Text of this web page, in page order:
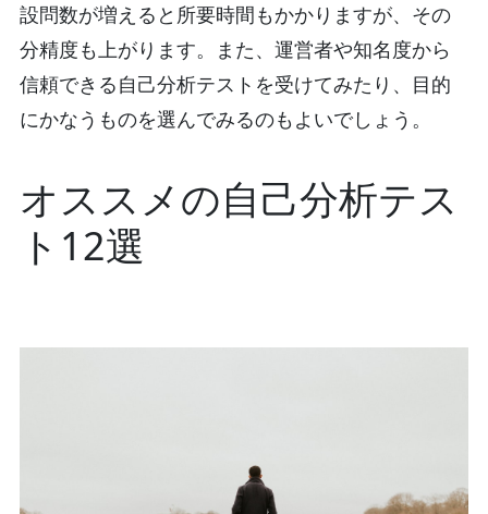
設問数が増えると所要時間もかかりますが、その
分精度も上がります。また、運営者や知名度から
信頼できる自己分析テストを受けてみたり、目的
にかなうものを選んでみるのもよいでしょう。
オススメの自己分析テス
ト12選